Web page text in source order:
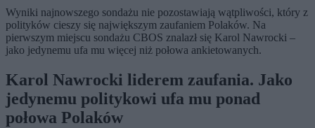
Wyniki najnowszego sondażu nie pozostawiają wątpliwości, który z
polityków cieszy się największym zaufaniem Polaków. Na
pierwszym miejscu sondażu CBOS znalazł się Karol Nawrocki –
jako jedynemu ufa mu więcej niż połowa ankietowanych.
Karol Nawrocki liderem zaufania. Jako
jedynemu politykowi ufa mu ponad
połowa Polaków